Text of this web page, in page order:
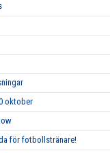
oktober
för fotbollstränare!